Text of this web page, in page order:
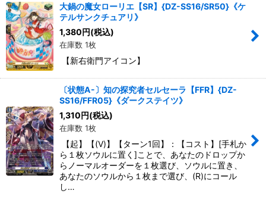
大鍋の魔女ローリエ【SR】{DZ-SS16/SR50}《ケ
テルサンクチュアリ》
1,380円(税込)
在庫数 1枚
【新右衛門アイコン】
〔状態A-〕知の探究者セルセーラ【FFR】{DZ-
SS16/FFR05}《ダークステイツ》
1,310円(税込)
在庫数 1枚
【起】【(V)】【ターン1回】：【コスト】[手札か
ら１枚ソウルに置く]ことで、あなたのドロップか
らノーマルオーダーを１枚選び、ソウルに置き、
あなたのソウルから１枚まで選び、(R)にコール
し…